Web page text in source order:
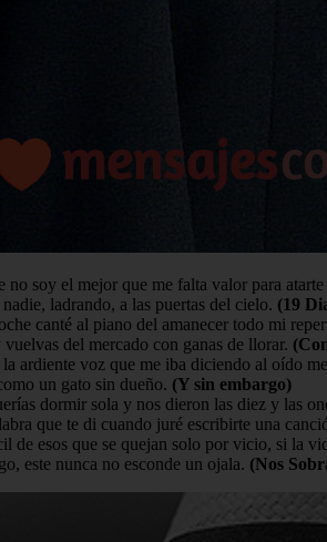
soy el mejor que me falta valor para atarte
ladrando, a las puertas del cielo. (19
canté al piano del amanecer todo mi
del mercado con ganas de llorar.
ardiente voz que me iba diciendo al oído
un gato sin dueño. (Y sin embargo)
dormir sola y nos dieron las diez y las
que te di cuando juré escribirte una
de esos que se quejan solo por vicio, si la
este nunca no esconde un ojala. (Nos